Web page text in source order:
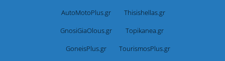
AutoMotoPlus.gr
Thisishellas.gr
GnosiGiaOlous.gr
Topikanea.gr
GoneisPlus.gr
TourismosPlus.gr